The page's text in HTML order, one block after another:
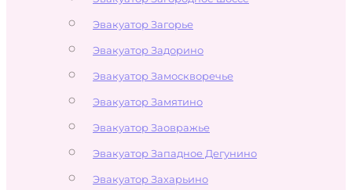
Эвакуатор Загорье
Эвакуатор Задорино
Эвакуатор Замоскворечье
Эвакуатор Замятино
Эвакуатор Заовражье
Эвакуатор Западное Дегунино
Эвакуатор Захарьино